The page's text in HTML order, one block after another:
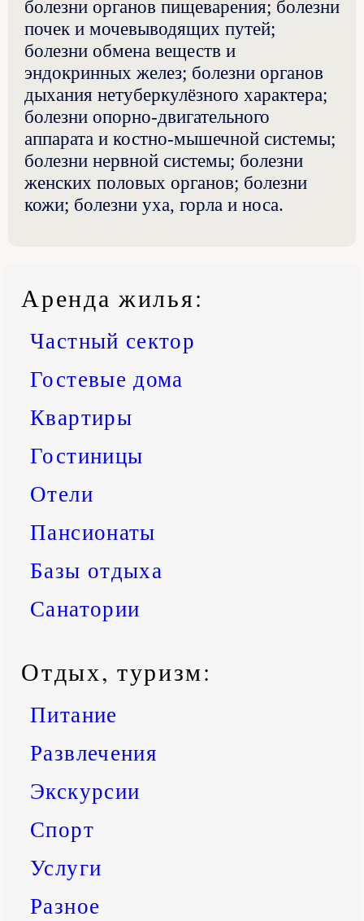
Аренда жилья:
Частный сектор
Гостевые дома
Квартиры
Гостиницы
Отели
Пансионаты
Базы отдыха
Санатории
Отдых, туризм:
Питание
Развлечения
Экскурсии
Спорт
Услуги
Разное
болезни органов пищеварения; болезни
почек и мочевыводящих путей;
болезни обмена веществ и
эндокринных желез; болезни органов
дыхания нетуберкулёзного характера;
болезни опорно-двигательного
аппарата и костно-мышечной системы;
болезни нервной системы; болезни
женских половых органов; болезни
кожи; болезни уха, горла и носа.